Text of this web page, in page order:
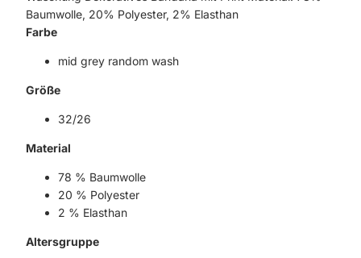
Baumwolle, 20% Polyester, 2% Elasthan
Farbe
mid grey random wash
Größe
32/26
Material
78 % Baumwolle
20 % Polyester
2 % Elasthan
Altersgruppe